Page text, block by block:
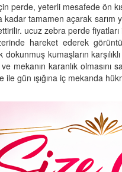
perde, yeterli mesafede ön
tamamen açarak
ucuz zebra perde
hareket ederek
dokunmuş kumaşların
ve mekanın karanlık
gün ışığına iç mekanda